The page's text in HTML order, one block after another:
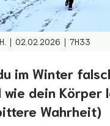
| 02.02.2026 | 7H33
im Winter
wie dein Körper
Wahrheit)